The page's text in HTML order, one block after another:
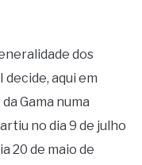
dos
aqui em
Gama numa
no dia 9 de julho
20 de maio de